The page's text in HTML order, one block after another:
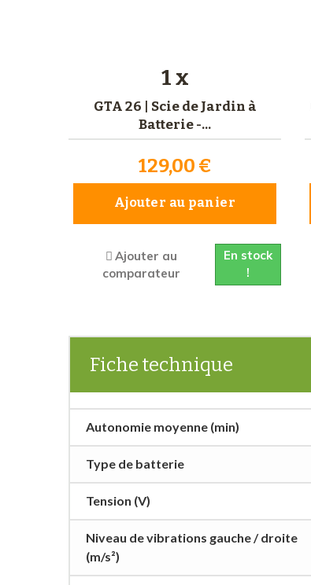
1 x
GTA 26 | Scie de Jardin à
Batterie -...
129,00 €
Ajouter au panier
Ajouter au
comparateur
En stock
!
Fiche technique
Autonomie moyenne (min)
Type de batterie
Tension (V)
Niveau de vibrations gauche / droite
(m/s²)